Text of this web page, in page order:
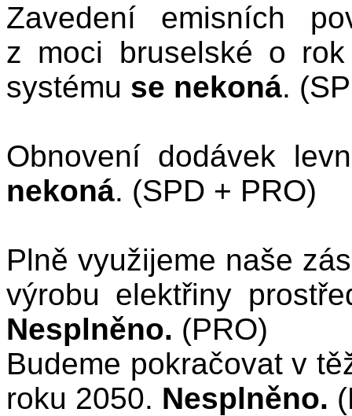
Zavedení emisních
z moci bruselské o
systému se nekoná.
Obnovení dodávek
nekoná. (SPD + PRO)
Plně využijeme naše
výrobu elektřiny
Nesplněno. (PRO)
Budeme pokračovat v
roku 2050. Nesplněno.